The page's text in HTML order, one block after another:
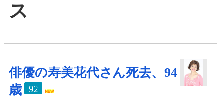
ス
俳優の寿美花代さん死去、94
歳
92